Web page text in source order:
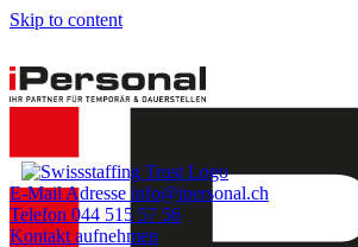
Skip to content
E-Mail Adresse info@ipersonal.ch
Telefon 044 515 57 56
Kontakt aufnehmen